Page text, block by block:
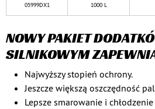
05999DX1 1000 L
NOWY PAKIET
SILNIKOWYM
Najwyższy stopień ochrony.
Jeszcze większą oszczędność
Lepsze smarowanie i